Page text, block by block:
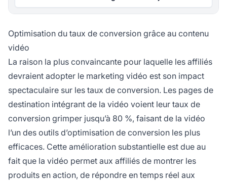
Optimisation du taux de conversion grâce au contenu
vidéo
La raison la plus convaincante pour laquelle les affiliés
devraient adopter le marketing vidéo est son impact
spectaculaire sur les taux de conversion. Les pages de
destination intégrant de la vidéo voient leur taux de
conversion grimper jusqu’à 80 %, faisant de la vidéo
l’un des outils d’optimisation de conversion les plus
efficaces. Cette amélioration substantielle est due au
fait que la vidéo permet aux affiliés de montrer les
produits en action, de répondre en temps réel aux